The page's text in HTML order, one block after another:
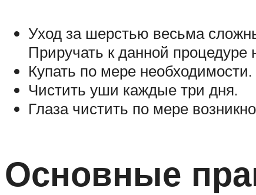
Уход за шерстью весьма
Приручать к данной процедуре
Купать по мере необходимости.
Чистить уши каждые три дня.
Глаза чистить по мере
Основные